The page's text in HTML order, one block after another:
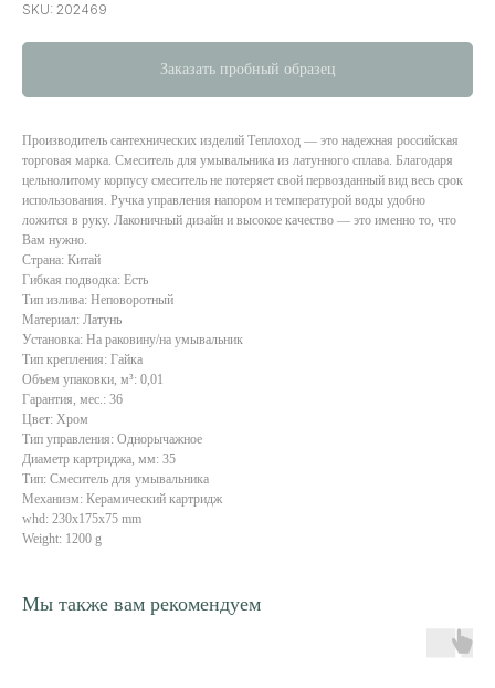
SKU: 202469
Заказать пробный образец
Производитель сантехнических изделий Теплоход — это надежная российская
торговая марка. Смеситель для умывальника из латунного сплава. Благодаря
цельнолитому корпусу смеситель не потеряет свой первозданный вид весь срок
использования. Ручка управления напором и температурой воды удобно
ложится в руку. Лаконичный дизайн и высокое качество — это именно то, что
Вам нужно.
Страна: Китай
Гибкая подводка: Есть
Тип излива: Неповоротный
Материал: Латунь
Установка: На раковину/на умывальник
Тип крепления: Гайка
Объем упаковки, м³: 0,01
Гарантия, мес.: 36
Цвет: Хром
Тип управления: Однорычажное
Диаметр картриджа, мм: 35
Тип: Смеситель для умывальника
Механизм: Керамический картридж
whd: 230x175x75 mm
Weight: 1200 g
Мы также вам рекомендуем